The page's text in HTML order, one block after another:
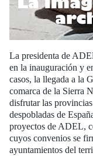
La presidenta de
en la inauguración y
casos, la llegada a la
comarca de la Sierra
disfrutar las
despobladas de
proyectos de ADEL,
cuyos convenios se
ayuntamientos del